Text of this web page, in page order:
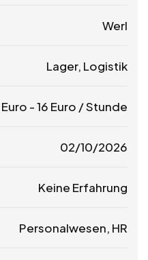
Werl
Lager, Logistik
Euro -16 Euro / Stunde
02/10/2026
Keine Erfahrung
Personalwesen, HR